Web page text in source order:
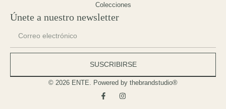
Colecciones
Únete a nuestro newsletter
SUSCRIBIRSE
© 2026 ENTE. Powered by thebrandstudio®